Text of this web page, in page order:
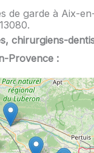
de garde à Aix-
chirurgiens-
Provence :